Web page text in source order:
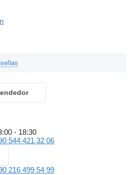
- 18:30
544 421 32 06
216 499 54 99